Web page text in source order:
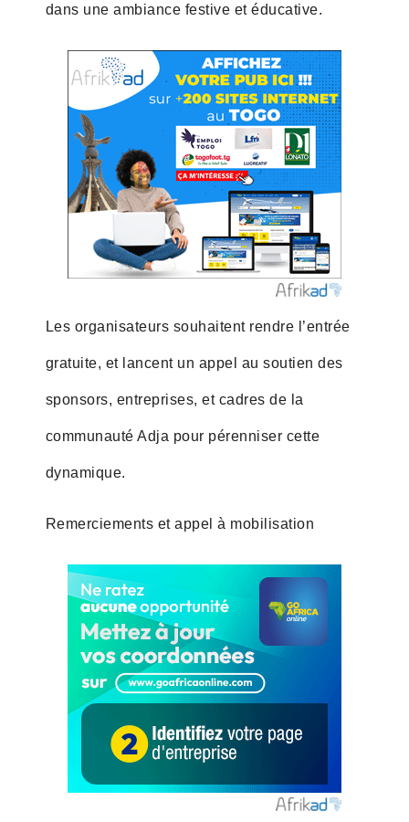
dans une ambiance festive et éducative.
Les organisateurs souhaitent rendre l’entrée
gratuite, et lancent un appel au soutien des
sponsors, entreprises, et cadres de la
communauté Adja pour pérenniser cette
dynamique.
Remerciements et appel à mobilisation